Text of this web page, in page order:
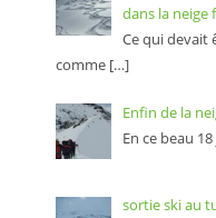
dans la neige
Ce qui devait
comme […]
Enfin de la
En ce beau
sortie ski au